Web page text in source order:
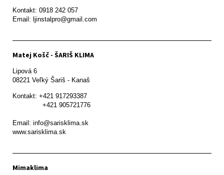
Kontakt: 0918 242 057
Email: ljinstalpro@gmail.com
Matej Košč - ŠARIŠ KLIMA
Lipová 6
08221 Veľký Šariš - Kanaš
Kontakt: +421 917293387
Email: info@sarisklima.sk
www.sarisklima.sk
Mimaklima